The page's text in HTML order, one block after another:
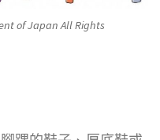
of Japan All Rights